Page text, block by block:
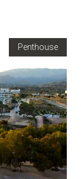
Penthouse